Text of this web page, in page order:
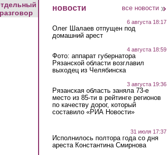
разговор
новости все новости
6 августа 18:17
Олег Шалаев отпущен под
домашний арест
4 августа 18:59
Фото: аппарат губернатора
Рязанской области возглавил
выходец из Челябинска
3 августа 19:36
Рязанская область заняла 73-е
место из 85-ти в рейтинге регионов
по качеству дорог, который
составило «РИА Новости»
31 июля 17:37
Исполнилось полтора года со дня
ареста Константина Смирнова